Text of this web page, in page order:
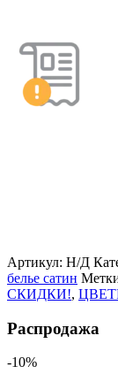
Артикул: Н/Д
белье сатин
СКИДКИ!,
Распродажа
-10%